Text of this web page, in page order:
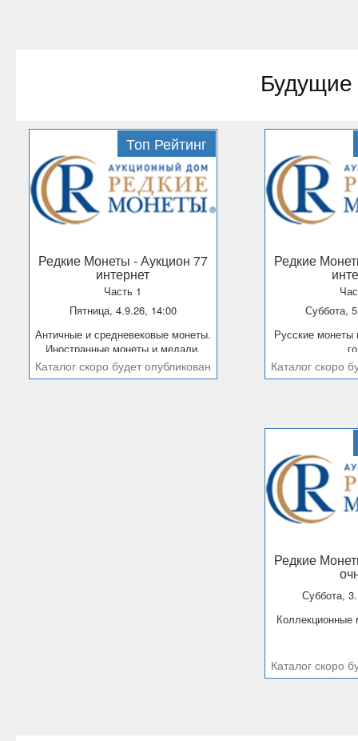
Топ Рейтинг
Редкие Монеты - Аукцион 77
интернет
Часть 1
Пятница, 4.9.26, 14:00
Античные и средневековые монеты.
Иностранные монеты и медали.
Каталог скоро будет опубликован
Редкие
Суббота,
Русские монеты и медали до 1881
Каталог скоро
Редкие
Суббота,
Каталог скоро